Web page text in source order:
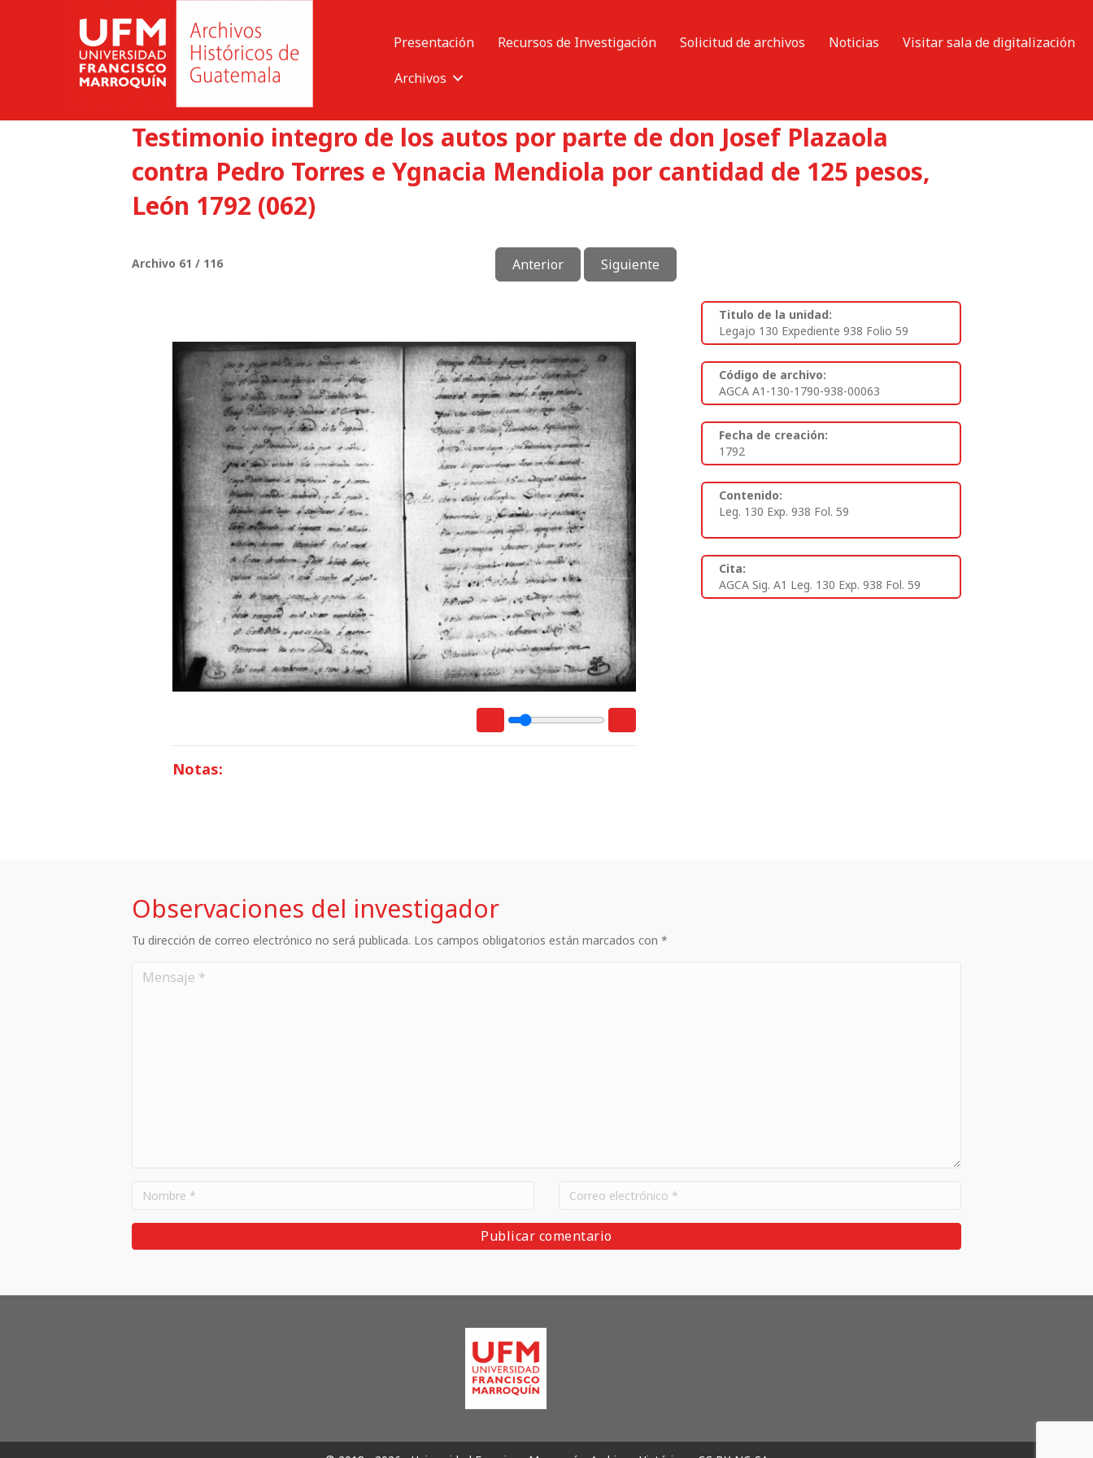
Presentación Recursos de Investigación Solicitud de archivos Noticias
Visitar sala de digitalización
Archivos
Testimonio integro de los autos por parte de don Josef Plazaola
contra Pedro Torres e Ygnacia Mendiola por cantidad de 125 pesos,
León 1792 (062)
Archivo 61 / 116 Anterior Siguiente
Notas:
Titulo de la unidad:
Legajo 130 Expediente 938 Folio 59
Código de archivo:
AGCA A1-130-1790-938-00063
Fecha de creación:
1792
Contenido:
Leg. 130 Exp. 938 Fol. 59
Cita:
AGCA Sig. A1 Leg. 130 Exp. 938 Fol. 59
Observaciones del investigador
Tu dirección de correo electrónico no será publicada. Los campos obligatorios están marcados con *